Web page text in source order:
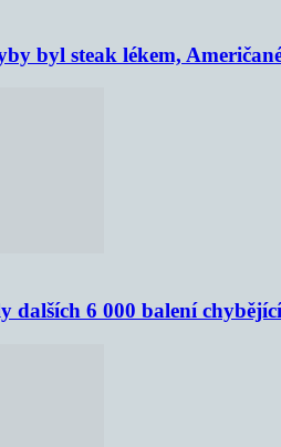
byl steak lékem,
dalších 6 000 balení